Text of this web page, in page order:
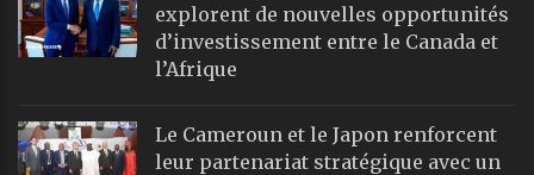
explorent de nouvelles opportunités
d’investissement entre le Canada et
l’Afrique
Le Cameroun et le Japon renforcent
leur partenariat stratégique avec un